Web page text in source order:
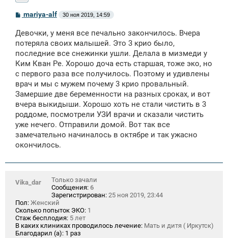
С
б
щ
н
и
mariya-alf 30 ноя 2019, 14:59
Девочки, у меня все печально закончилось. Вчера
потеряла своих малышей. Это 3 крио было,
последние все снежинки ушли. Делала в мизмеди у
Ким Кван Ре. Хорошо доча есть старшая, тоже эко, но
с первого раза все получилось. Поэтому и удивлены
врач и мы с мужем почему 3 крио провальный.
Замершие две беременности на разных сроках, и вот
вчера выкидыши. Хорошо хоть не стали чистить в 3
роддоме, посмотрели УЗИ врачи и сказали чистить
уже нечего. Отправили домой. Вот так все
замечательно начиналось в октябре и так ужасно
окончилось.
Vika_dar
Только зачали
Сообщения: 6
Зарегистрирован: 25 ноя 2019, 23:44
Пол: Женский
Сколько попыток ЭКО: 1
Стаж бесплодия: 5 лет
В каких клиниках проводилось лечение: Мать и дитя ( Иркутск)
Благодарил (а): 1 раз